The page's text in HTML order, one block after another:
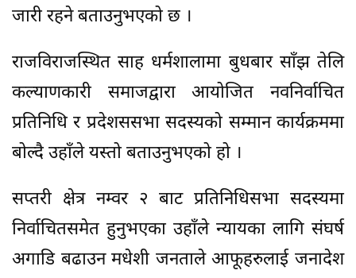
जारी रहने बताउनुभएको छ ।
राजविराजस्थित साह धर्मशालामा बुधबार साँझ तेलि
कल्याणकारी समाजद्वारा आयोजित नवनिर्वाचित
प्रतिनिधि र प्रदेशससभा सदस्यको सम्मान कार्यक्रममा
बोल्दै उहाँले यस्तो बताउनुभएको हो ।
सप्तरी क्षेत्र नम्वर २ बाट प्रतिनिधिसभा सदस्यमा
निर्वाचितसमेत हुनुभएका उहाँले न्यायका लागि संघर्ष
अगाडि बढाउन मधेशी जनताले आफूहरुलाई जनादेश